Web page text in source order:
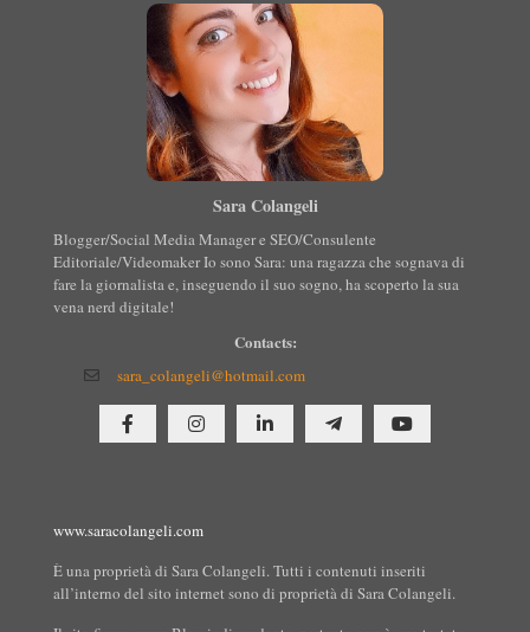
Sara Colangeli
Blogger/Social Media Manager e SEO/Consulente
Editoriale/Videomaker Io sono Sara: una ragazza che sognava di
fare la giornalista e, inseguendo il suo sogno, ha scoperto la sua
vena nerd digitale!
Contacts:
sara_colangeli@hotmail.com
www.saracolangeli.com
È una proprietà di Sara Colangeli. Tutti i contenuti inseriti
all’interno del sito internet sono di proprietà di Sara Colangeli.